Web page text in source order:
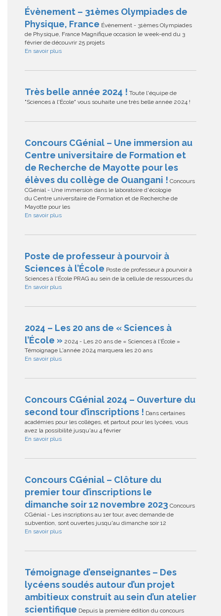
Évènement – 31èmes Olympiades de
Physique, France Évènement - 31èmes Olympiades
de Physique, France Magnifique occasion le week-end du 3
février de découvrir 25 projets
En savoir plus
Très belle année 2024 ! Toute l'équipe de
"Sciences à l'École" vous souhaite une très belle année 2024 !
Concours CGénial – Une immersion au
Centre universitaire de Formation et
de Recherche de Mayotte pour les
élèves du collège de Ouangani ! Concours
CGénial - Une immersion dans le laboratoire d'écologie
du Centre universitaire de Formation et de Recherche de
Mayotte pour les
En savoir plus
Poste de professeur à pourvoir à
Sciences à l’École Poste de professeur à pourvoir à
Sciences à l'École PRAG au sein de la cellule de ressources du
En savoir plus
2024 – Les 20 ans de « Sciences à
l’École » 2024 - Les 20 ans de « Sciences à l'École »
Témoignage L'année 2024 marquera les 20 ans
En savoir plus
Concours CGénial 2024 – Ouverture du
second tour d’inscriptions ! Dans certaines
académies pour les collèges, et partout pour les lycées, vous
avez la possibilité jusqu'au 4 février
En savoir plus
Concours CGénial – Clôture du
premier tour d’inscriptions le
dimanche soir 12 novembre 2023 Concours
CGénial - Les inscriptions au 1er tour, avec demande de
subvention, sont ouvertes jusqu'au dimanche soir 12
En savoir plus
Témoignage d’enseignantes – Des
lycéens soudés autour d’un projet
ambitieux construit au sein d’un atelier
scientifique Depuis la première édition du concours